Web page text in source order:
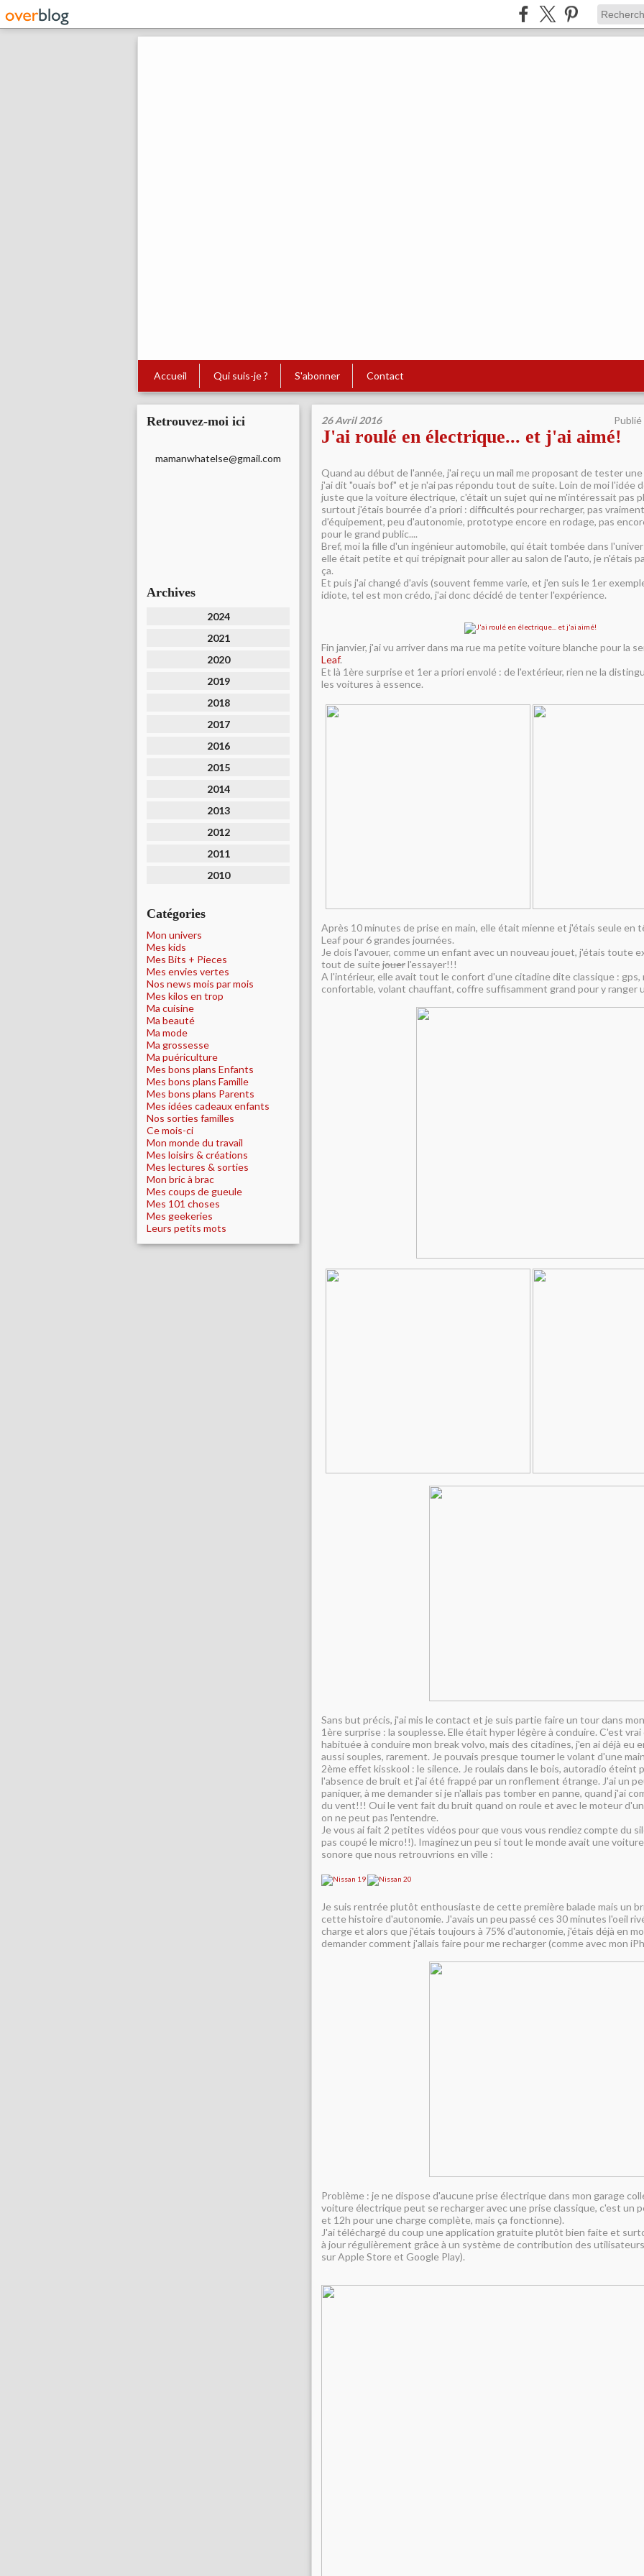
Accueil Qui suis-je ? S'abonner Contact
Retrouvez-moi ici
mamanwhatelse@gmail.com
Archives
2024
2021
2020
2019
2018
2017
2016
2015
2014
2013
2012
2011
2010
Catégories
Mon univers
Mes kids
Mes Bits + Pieces
Mes envies vertes
Nos news mois par mois
Mes kilos en trop
Ma cuisine
Ma beauté
Ma mode
Ma grossesse
Ma puériculture
Mes bons plans Enfants
Mes bons plans Famille
Mes bons plans Parents
Mes idées cadeaux enfants
Nos sorties familles
Ce mois-ci
Mon monde du travail
Mes loisirs & créations
Mes lectures & sorties
Mon bric à brac
Mes coups de gueule
Mes 101 choses
Mes geekeries
Leurs petits mots
26 Avril 2016 Publié
J'ai roulé en électrique... et j'ai aimé!
Quand au début de l'année, j'ai reçu un mail me proposant de tester
j'ai dit "ouais bof" et je n'ai pas répondu tout de suite. Loin de moi l'idée
juste que la voiture électrique, c'était un sujet qui ne m'intéressait pas
surtout j'étais bourrée d'a priori : difficultés pour recharger, pas
d'équipement, peu d'autonomie, prototype encore en rodage, pas
pour le grand public....
Bref, moi la fille d'un ingénieur automobile, qui était tombée dans
elle était petite et qui trépignait pour aller au salon de l'auto, je n'étais
ça.
Et puis j'ai changé d'avis (souvent femme varie, et j'en suis le 1er
idiote, tel est mon crédo, j'ai donc décidé de tenter l'expérience.
Fin janvier, j'ai vu arriver dans ma rue ma petite voiture blanche pour la
Leaf.
Et là 1ère surprise et 1er a priori envolé : de l'extérieur, rien ne la
les voitures à essence.
Après 10 minutes de prise en main, elle était mienne et j'étais seule en
Leaf pour 6 grandes journées.
Je dois l'avouer, comme un enfant avec un nouveau jouet, j'étais toute
tout de suitejouerl'essayer!!!
A l'intérieur, elle avait tout le confort d'une citadine dite classique : gps,
confortable, volant chauffant, coffre suffisamment grand pour y ranger
Sans but précis, j'ai mis le contact et je suis partie faire un tour dans
1ère surprise : la souplesse. Elle était hyper légère à conduire. C'est vrai
habituée à conduire mon break volvo, mais des citadines, j'en ai déjà eu
aussi souples, rarement. Je pouvais presque tourner le volant d'une
2ème effet kisskool : le silence. Je roulais dans le bois, autoradio éteint
l'absence de bruit et j'ai été frappé par un ronflement étrange. J'ai un
paniquer, à me demander si je n'allais pas tomber en panne, quand j'ai
du vent!!! Oui le vent fait du bruit quand on roule et avec le moteur
on ne peut pas l'entendre.
Je vous ai fait 2 petites vidéos pour que vous vous rendiez compte du
pas coupé le micro!!). Imaginez un peu si tout le monde avait une
sonore que nous retrouvrions en ville :
Je suis rentrée plutôt enthousiaste de cette première balade mais un
cette histoire d'autonomie. J'avais un peu passé ces 30 minutes l'oeil
charge et alors que j'étais toujours à 75% d'autonomie, j'étais déjà en
demander comment j'allais faire pour me recharger (comme avec mon
Problème : je ne dispose d'aucune prise électrique dans mon garage
voiture électrique peut se recharger avec une prise classique, c'est un
et 12h pour une charge complète, mais ça fonctionne).
J'ai téléchargé du coup une application gratuite plutôt bien faite et
à jour régulièrement grâce à un système de contribution des
sur Apple Store et Google Play).